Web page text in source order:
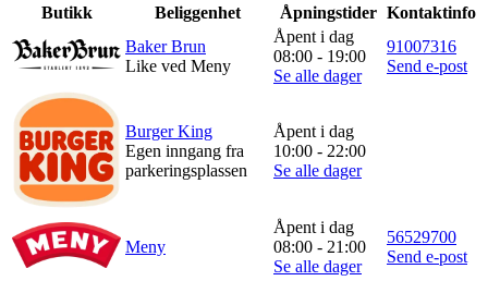
Mat og drikke
Helse
Aktiviteter
Tilbud
Inspirasjon
Butikk
Beliggenhet Åpningstider Kontaktinfo
Baker Brun
Like ved Meny
Åpent i dag
08:00 - 19:00
Se alle dager
91007316
Send e-post
Burger King
Egen inngang fra
parkeringsplassen
Åpent i dag
10:00 - 22:00
Se alle dager
Meny
Åpent i dag
08:00 - 21:00
Se alle dager
56529700
Send e-post